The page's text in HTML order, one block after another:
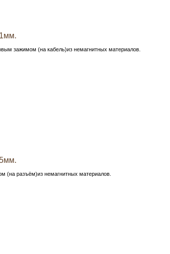
зажимом (на кабель)из немагнитных материалов.
(на разъём)из немагнитных материалов.